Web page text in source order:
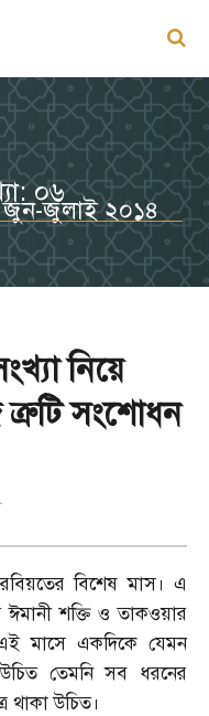
০৬
জুলাই ২০১৪
নিয়ে
ত্রুটি সংশোধন
বিশেষ মাস। এ
শক্তি ও তাকওয়ার
মাসে একদিকে যেমন
উচিত তেমনি সব ধরনের
থাকা উচিত।